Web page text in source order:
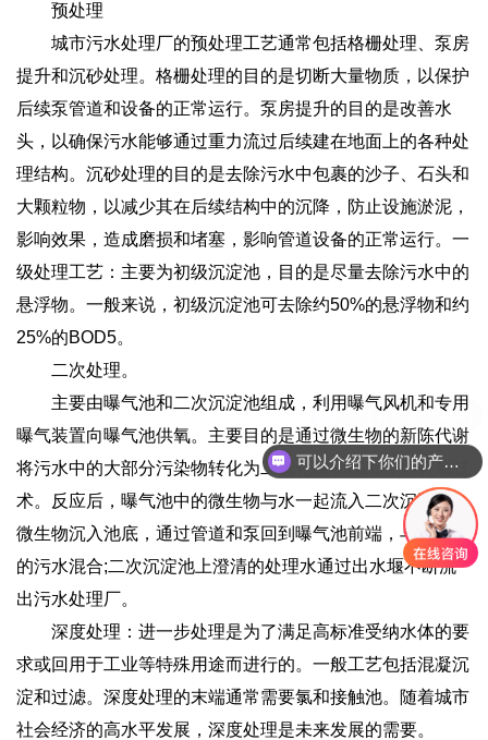
预处理
城市污水处理厂的预处理工艺通常包括格栅处理、泵房
提升和沉砂处理。格栅处理的目的是切断大量物质，以保护
后续泵管道和设备的正常运行。泵房提升的目的是改善水
头，以确保污水能够通过重力流过后续建在地面上的各种处
理结构。沉砂处理的目的是去除污水中包裹的沙子、石头和
大颗粒物，以减少其在后续结构中的沉降，防止设施淤泥，
影响效果，造成磨损和堵塞，影响管道设备的正常运行。一
级处理工艺：主要为初级沉淀池，目的是尽量去除污水中的
悬浮物。一般来说，初级沉淀池可去除约50%的悬浮物和约
25%的BOD5。
二次处理。
主要由曝气池和二次沉淀池组成，利用曝气风机和专用
曝气装置向曝气池供氧。主要目的是通过微生物的新陈代谢
将污水中的大部分污染物转化为二氧化碳和H2O，即耗氧技
术。反应后，曝气池中的微生物与水一起流入二次沉淀池。
微生物沉入池底，通过管道和泵回到曝气池前端，与新流入
的污水混合;二次沉淀池上澄清的处理水通过出水堰不断流
出污水处理厂。
深度处理：进一步处理是为了满足高标准受纳水体的要
求或回用于工业等特殊用途而进行的。一般工艺包括混凝沉
淀和过滤。深度处理的末端通常需要氯和接触池。随着城市
社会经济的高水平发展，深度处理是未来发展的需要。
可以介绍下你们的产品么